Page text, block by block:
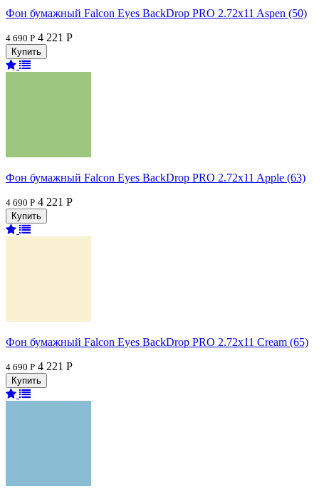
Фон бумажный Falcon Eyes BackDrop PRO 2.72x11 Aspen (50)
4 690 Р 4 221 Р
Фон бумажный Falcon Eyes BackDrop PRO 2.72x11 Apple (63)
4 690 Р 4 221 Р
Фон бумажный Falcon Eyes BackDrop PRO 2.72x11 Cream (65)
4 690 Р 4 221 Р